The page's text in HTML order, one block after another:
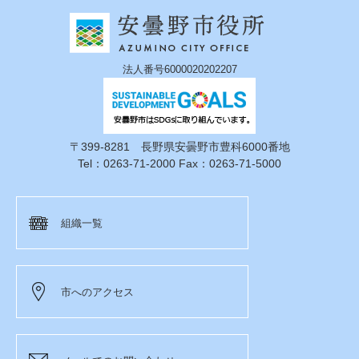
法人番号6000020202207
〒399-8281 長野県安曇野市豊科6000番地
Tel：0263-71-2000 Fax：0263-71-5000
組織一覧
市へのアクセス